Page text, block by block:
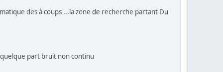
des à coups ...la zone de recherche partant Du
part bruit non continu